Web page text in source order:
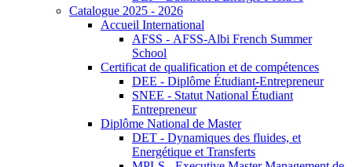
Catalogue 2025 - 2026
Accueil International
AFSS - AFSS-Albi French Summer
School
Certificat de qualification et de compétences
DEE - Diplôme Étudiant-Entrepreneur
SNEE - Statut National Étudiant
Entrepreneur
Diplôme National de Master
DET - Dynamiques des fluides, et
Energétique et Transferts